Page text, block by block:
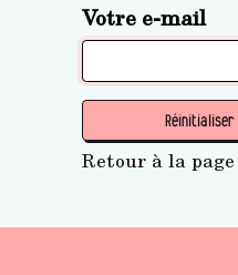
Votre e-mail
Retour à la